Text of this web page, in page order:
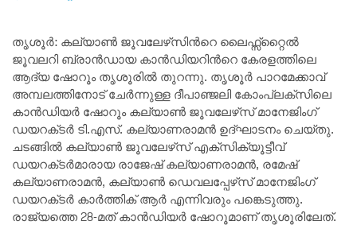
തൃശൂര്‍: കല്യാണ്‍ ജൂവലേഴ്‌സിന്‍റെ ലൈഫ്സ്റ്റൈല്‍
ജൂവലറി ബ്രാൻഡായ കാൻഡിയറിന്‍റെ കേരളത്തിലെ
ആദ്യ ഷോറൂം തൃശൂരില്‍ തുറന്നു. തൃശൂർ പാറമേക്കാവ്
അമ്പലത്തിനോട് ചേർന്നുള്ള ദീപാഞ്ജലി കോംപ്ലക്‌സിലെ
കാൻഡിയർ ഷോറൂം കല്യാണ്‍ ജൂവലേഴ്‌സ് മാനേജിംഗ്
ഡയറക്‌ടർ ടി.എസ്. കല്യാണരാമന്‍ ഉദ്ഘാടനം ചെയ്തു.
ചടങ്ങിൽ കല്യാണ്‍ ജൂവലേഴ്‌സ് എക്‌സിക്യൂട്ടീവ്
ഡയറക്‌ടർമാരായ രാജേഷ് കല്യാണരാമൻ, രമേഷ്
കല്യാണരാമൻ, കല്യാണ്‍ ഡെവലപ്പേഴ്‌സ് മാനേജിംഗ്
ഡയറക്‌ടർ കാർത്തിക് ആർ എന്നിവരും പങ്കെടുത്തു.
രാജ്യത്തെ 28-മത് കാൻഡിയർ ഷോറൂമാണ് തൃശൂരിലേത്.